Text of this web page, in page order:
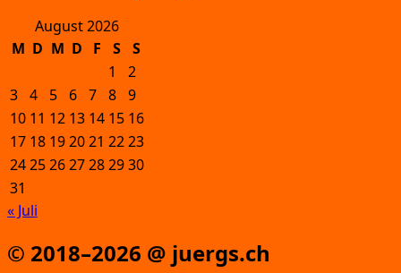
August 2026
M D M D F S
S
1
2
3 4 5 6 7 8 9
10 11 12 13 14 15 16
17 18 192021 2223
24252627282930
31
« Juli
© 2018–2026 @ juergs.ch